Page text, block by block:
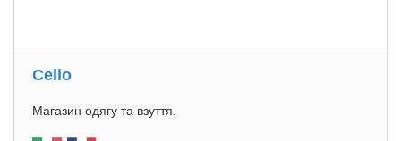
Celio
Магазин одягу та взуття.